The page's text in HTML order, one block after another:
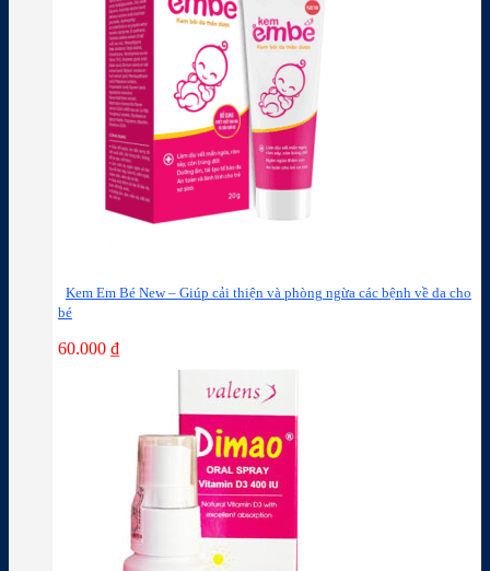
Kem Em Bé New – Giúp cải thiện và phòng ngừa các bệnh về da cho
bé
60.000 ₫